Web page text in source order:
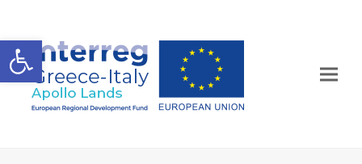
Apri la barra degli strumenti